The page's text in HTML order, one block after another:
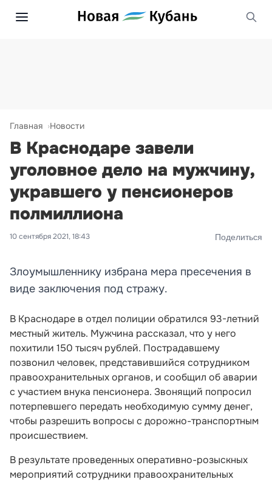
Главная Новости
В Краснодаре завели
уголовное дело на мужчину,
укравшего у пенсионеров
полмиллиона
10 сентября 2021, 18:43 Поделиться
Злоумышленнику избрана мера пресечения в
виде заключения под стражу.
В Краснодаре в отдел полиции обратился 93-летний
местный житель. Мужчина рассказал, что у него
похитили 150 тысяч рублей. Пострадавшему
позвонил человек, представившийся сотрудником
правоохранительных органов, и сообщил об аварии
с участием внука пенсионера. Звонящий попросил
потерпевшего передать необходимую сумму денег,
чтобы разрешить вопросы с дорожно-транспортным
происшествием.
В результате проведенных оперативно-розыскных
мероприятий сотрудники правоохранительных